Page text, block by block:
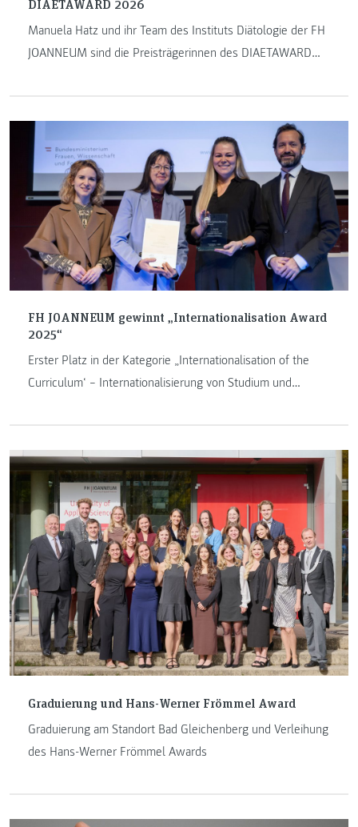
DIAETAWARD 2026
Manuela Hatz und ihr Team des Instituts Diätologie der FH
JOANNEUM sind die Preisträgerinnen des DIAETAWARD
FH JOANNEUM gewinnt „Internationalisation Award
2025“
Erster Platz in der Kategorie „Internationalisation of the
Curriculum‘ – Internationalisierung von Studium und
Graduierung und Hans-Werner Frömmel Award
Graduierung am Standort Bad Gleichenberg und Verleihung
des Hans-Werner Frömmel Awards